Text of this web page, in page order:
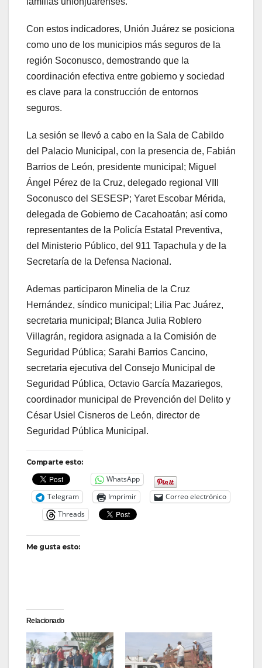
Con estos indicadores, Unión Juárez se posiciona
como uno de los municipios más seguros de la
región Soconusco, demostrando que la
coordinación efectiva entre gobierno y sociedad
es clave para la construcción de entornos
seguros.
La sesión se llevó a cabo en la Sala de Cabildo
del Palacio Municipal, con la presencia de, Fabián
Barrios de León, presidente municipal; Miguel
Ángel Pérez de la Cruz, delegado regional VIII
Soconusco del SESESP; Yaret Escobar Mérida,
delegada de Gobierno de Cacahoatán; así como
representantes de la Policía Estatal Preventiva,
del Ministerio Público, del 911 Tapachula y de la
Secretaría de la Defensa Nacional.
Ademas participaron Minelia de la Cruz
Hernández, síndico municipal; Lilia Pac Juárez,
secretaria municipal; Blanca Julia Roblero
Villagrán, regidora asignada a la Comisión de
Seguridad Pública; Sarahi Barrios Cancino,
secretaria ejecutiva del Consejo Municipal de
Seguridad Pública, Octavio García Mazariegos,
coordinador municipal de Prevención del Delito y
César Usiel Cisneros de León, director de
Seguridad Pública Municipal.
Comparte esto:
WhatsApp
Telegram
Imprimir
Correo electrónico
Threads
Me gusta esto:
Relacionado